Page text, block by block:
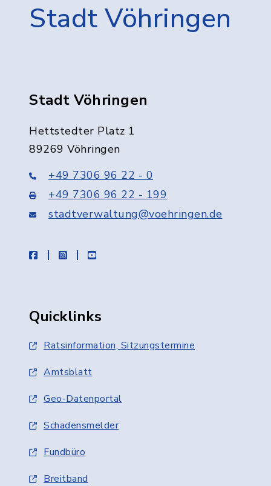
Stadt Vöhringen
Stadt Vöhringen
Hettstedter Platz 1
89269 Vöhringen
+49 7306 96 22 - 0
+49 7306 96 22 - 199
stadtverwaltung@voehringen.de
facebookinstagramyoutube
Quicklinks
Ratsinformation, Sitzungstermine
Amtsblatt
Geo-Datenportal
Schadensmelder
Fundbüro
Breitband